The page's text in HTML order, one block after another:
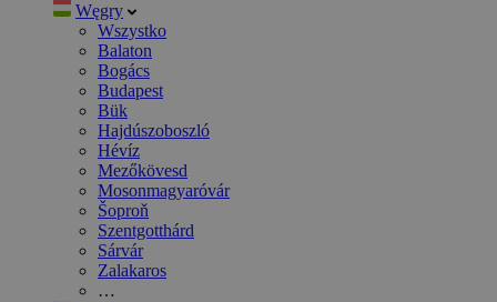
Węgry
Wszystko
Balaton
Bogács
Budapest
Bük
Hajdúszoboszló
Hévíz
Mezőkövesd
Mosonmagyaróvár
Šoproň
Szentgotthárd
Sárvár
Zalakaros
…